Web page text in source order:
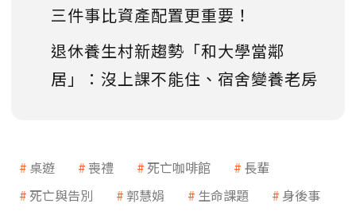
三件事比資產配置更重要！
退休養生村新趨勢「和大學當鄰
居」：沒上課不能住、宿舍變養老房
桌遊 喪禮 死亡咖啡館
長輩
死亡與告別
郭慧娟 生命課題 身後事